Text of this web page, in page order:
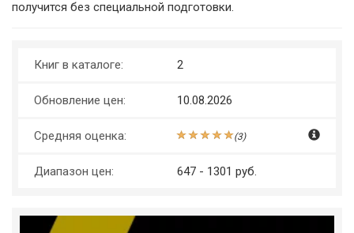
получится без специальной подготовки.
Книг в каталоге: 2
Обновление цен: 10.08.2026
Средняя оценка: (3)
Диапазон цен: 647 - 1301 руб.